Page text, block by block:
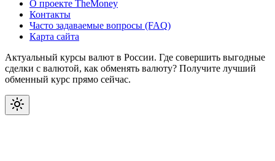
О проекте TheMoney
Контакты
Часто задаваемые вопросы (FAQ)
Карта сайта
Актуальный курсы валют в России. Где совершить выгодные
сделки с валютой, как обменять валюту? Получите лучший
обменный курс прямо сейчас.